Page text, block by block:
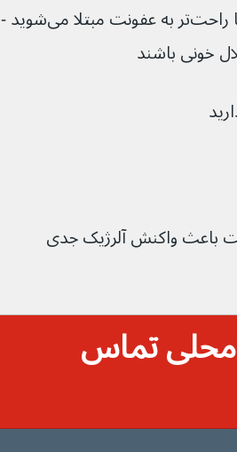
شما راحت‌تر کبود می‌شوید یا راحت‌تر به عفونت مبتلا می‌شوید -
باعث واکنش آلرژیک جدی
محلی تماس